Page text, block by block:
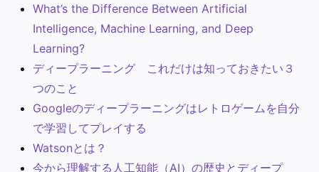
What’s the Difference Between Artificial
Intelligence, Machine Learning, and Deep
Learning?
ディープラーニング これだけは知っておきたい３
つのこと
Googleのディープラーニングはレトロゲームを自分
で学習してプレイする
Watsonとは？
今から理解する人工知能（AI）の歴史とディープ